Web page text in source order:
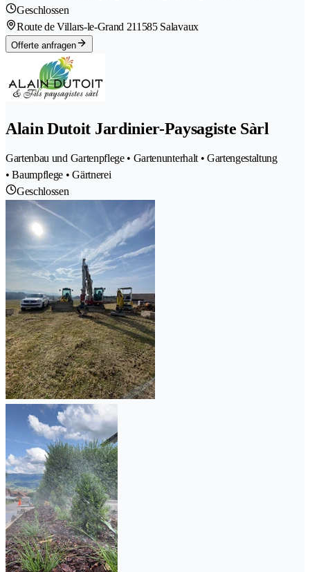
Geschlossen
Route de Villars-le-Grand 211585 Salavaux
Offerte anfragen
Alain Dutoit Jardinier-Paysagiste Sàrl
Gartenbau und Gartenpflege • Gartenunterhalt • Gartengestaltung
• Baumpflege • Gärtnerei
Geschlossen